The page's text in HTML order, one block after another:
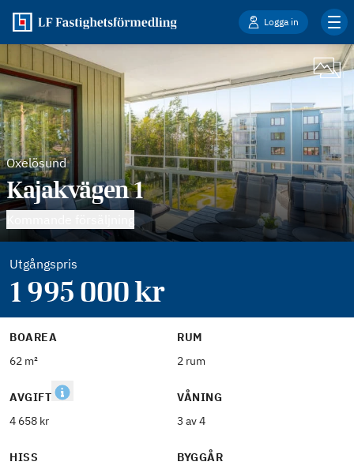
Logga in
Oxelösund
Kajakvägen 1
Utgångspris
1 995 000kr
BOAREA
62 m²
RUM
2 rum
AVGIFT
4 658 kr
VÅNING
3 av 4
HISS
BYGGÅR